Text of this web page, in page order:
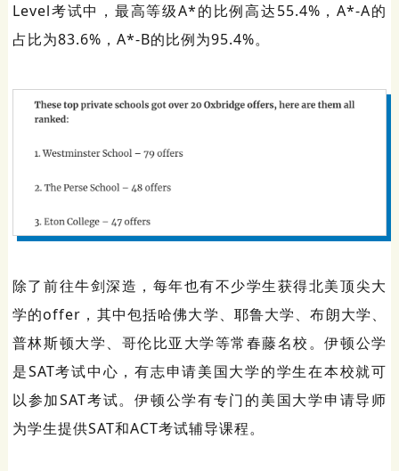
Level考试中，最高等级A*的比例高达55.4%，A*-A的
占比为83.6%，A*-B的比例为95.4%。
除了前往牛剑深造，每年也有不少学生获得北美顶尖大
学的offer，其中包括哈佛大学、耶鲁大学、布朗大学、
普林斯顿大学、哥伦比亚大学等常春藤名校。伊顿公学
是SAT考试中心，有志申请美国大学的学生在本校就可
以参加SAT考试。伊顿公学有专门的美国大学申请导师
为学生提供SAT和ACT考试辅导课程。